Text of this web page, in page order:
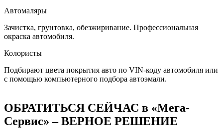
Автомаляры
Зачистка, грунтовка, обезжиривание. Профессиональная
окраска автомобиля.
Колористы
Подбирают цвета покрытия авто по VIN-коду автомобиля или
с помощью компьютерного подбора автоэмали.
ОБРАТИТЬСЯ СЕЙЧАС в «Мега-
Сервис» – ВЕРНОЕ РЕШЕНИЕ